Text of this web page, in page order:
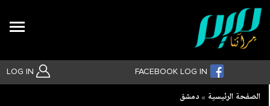
LOG IN FACEBOOK LOG IN
Breadcrumb
الصفحة الرئيسية دمشق